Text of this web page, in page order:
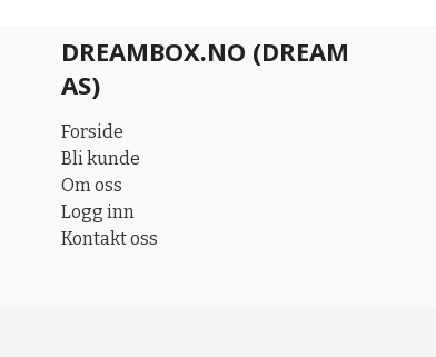
DREAMBOX.NO (DREAM
AS)
Forside
Bli kunde
Om oss
Logg inn
Kontakt oss